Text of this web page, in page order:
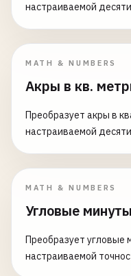
настраиваемой
MATH & NUMBERS
Акры в кв.
Преобразует акры в
настраиваемой
MATH & NUMBERS
Угловые
Преобразует угловые
настраиваемой